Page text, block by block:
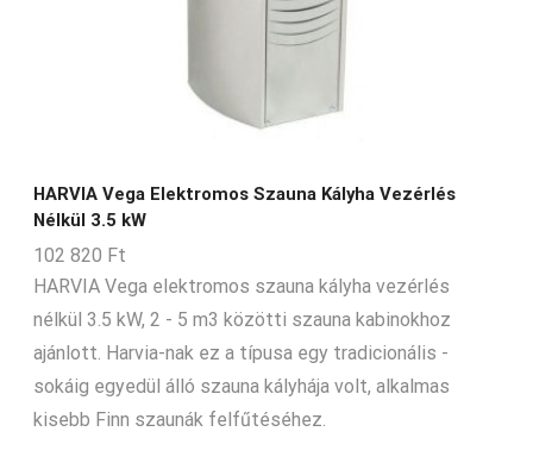
HARVIA Vega Elektromos Szauna Kályha Vezérlés
Nélkül 3.5 kW
102 820 Ft
HARVIA Vega elektromos szauna kályha vezérlés
nélkül 3.5 kW, 2 - 5 m3 közötti szauna kabinokhoz
ajánlott. Harvia-nak ez a típusa egy tradicionális -
sokáig egyedül álló szauna kályhája volt, alkalmas
kisebb Finn szaunák felfűtéséhez.